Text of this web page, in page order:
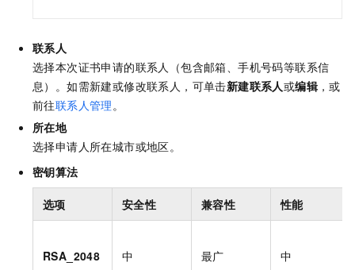
联系人
选择本次证书申请的联系人（包含邮箱、手机号码等联系信
息）。如需新建或修改联系人，可单击新建联系人或编辑 ，或
前往联系人管理 。
所在地
选择申请人所在城市或地区。
密钥算法
选项 安全性 兼容性 性能
RSA_2048 中 最广 中